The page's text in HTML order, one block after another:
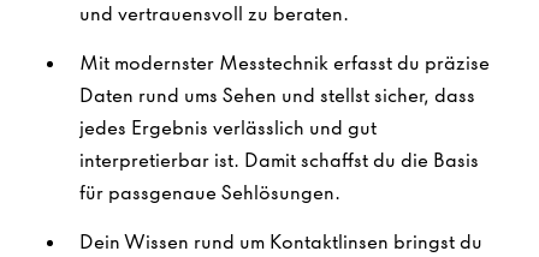
und vertrauensvoll zu beraten.
Mit modernster Messtechnik erfasst du präzise
Daten rund ums Sehen und stellst sicher, dass
jedes Ergebnis verlässlich und gut
interpretierbar ist. Damit schaffst du die Basis
für passgenaue Sehlösungen.
Dein Wissen rund um Kontaktlinsen bringst du